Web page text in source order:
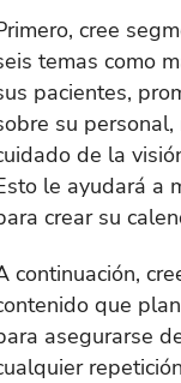
cree
temas como
pacientes,
su
de la
le ayudará a
crear su
continuación,
que
asegurarse